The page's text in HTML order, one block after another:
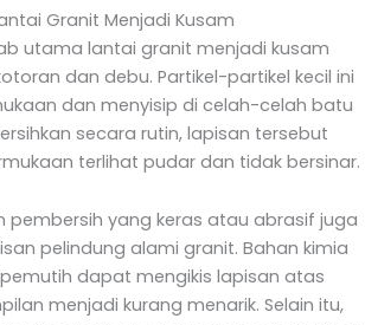
Granit Menjadi Kusam
utama lantai granit menjadi kusam
dan debu. Partikel-partikel kecil ini
dan menyisip di celah-celah batu
secara rutin, lapisan tersebut
terlihat pudar dan tidak bersinar.
pembersih yang keras atau abrasif juga
pelindung alami granit. Bahan kimia
dapat mengikis lapisan atas
menjadi kurang menarik. Selain itu,